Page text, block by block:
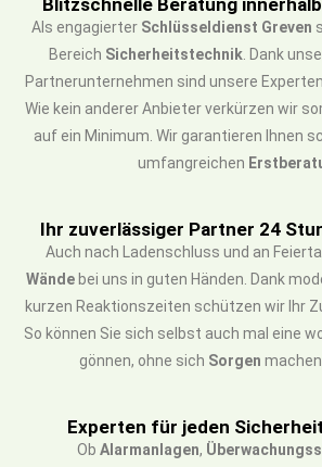
Blitzschnelle Beratung
Als engagierter Schlüsseldienst Greven
Bereich Sicherheitstechnik . Dank
Partnerunternehmen sind unsere
Wie kein anderer Anbieter verkürzen wir
auf ein Minimum. Wir garantieren Ihnen
umfangreichen
Ihr zuverlässiger Partner 24
Auch nach Ladenschluss und an
Wände bei uns in guten Händen. Dank
kurzen Reaktionszeiten schützen wir Ihr
So können Sie sich selbst auch mal eine
gönnen, ohne sich Sorgen
Experten für jeden
Ob Alarmanlagen,